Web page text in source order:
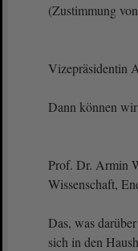
(Zustimmung
Vizepräsidentin
Dann können
Prof. Dr. Armin
Wissenschaft,
Das, was
sich in den